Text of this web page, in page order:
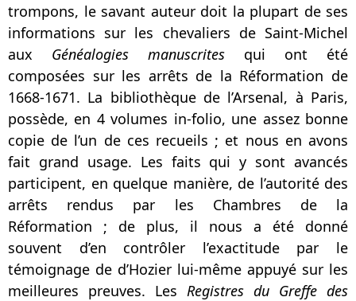
trompons, le savant auteur doit la plupart de ses
informations sur les chevaliers de Saint-Michel
aux Généalogies manuscrites qui ont été
composées sur les arrêts de la Réformation de
1668-1671. La bibliothèque de l’Arsenal, à Paris,
possède, en 4 volumes in-folio, une assez bonne
copie de l’un de ces recueils ; et nous en avons
fait grand usage. Les faits qui y sont avancés
participent, en quelque manière, de l’autorité des
arrêts rendus par les Chambres de la
Réformation ; de plus, il nous a été donné
souvent d’en contrôler l’exactitude par le
témoignage de d’Hozier lui-même appuyé sur les
meilleures preuves. Les Registres du Greffe des